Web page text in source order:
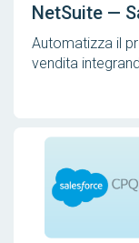
NetSuite —
Automatizza il
vendita